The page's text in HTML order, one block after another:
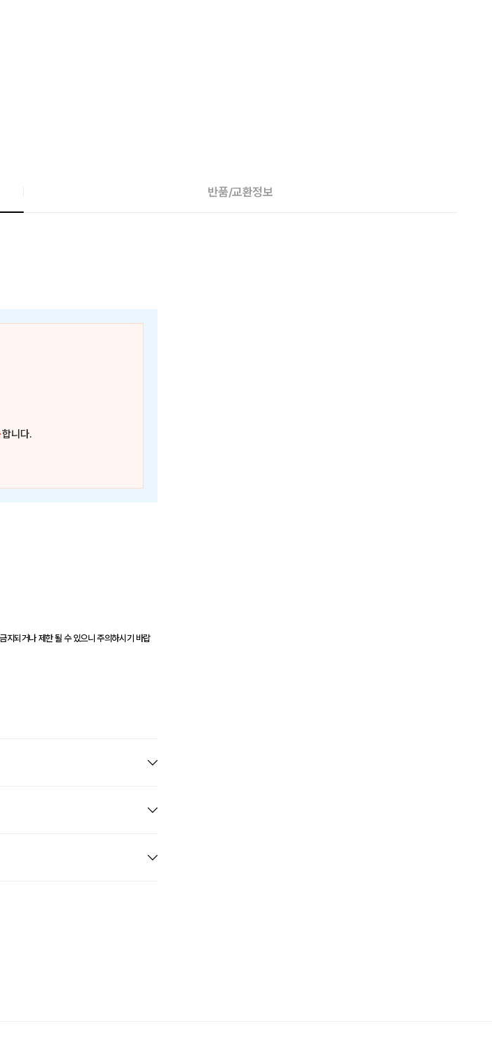
반품/교환정보
합니다.
지되거나 제한 될 수 있으니 주의하시기 바랍